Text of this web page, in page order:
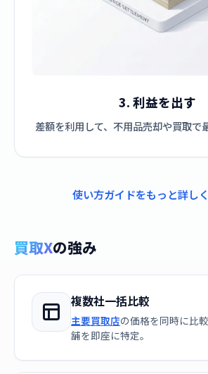
3. 利益を出す
差額を利用して、不用品売却や買取で
使い方ガイドをもっと詳し
買取Xの強み
複数社一括比較
主要買取店の価格を同時に比
舗を即座に特定。